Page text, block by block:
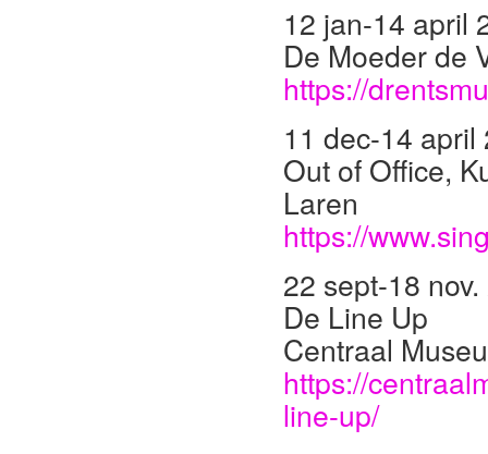
12 jan-14 april
De Moeder de
https://
11 dec-14 april
Out of Office,
Laren
https://
22 sept-18
De Line Up
Centraal
https://
line-up/